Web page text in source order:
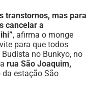
transtornos, mas para
cancelar a
, afirma o monge
para que todos
no Bunkyo, no
rua São Joaquim,
estação São